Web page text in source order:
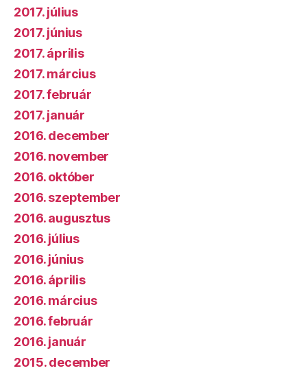
2017. július
2017. június
2017. április
2017. március
2017. február
2017. január
2016. december
2016. november
2016. október
2016. szeptember
2016. augusztus
2016. július
2016. június
2016. április
2016. március
2016. február
2016. január
2015. december